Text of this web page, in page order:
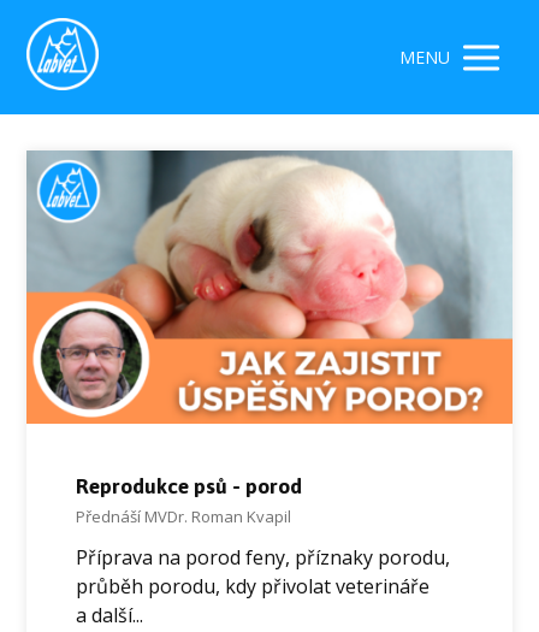
MENU
Reprodukce psů - porod
Přednáší MVDr. Roman Kvapil
Příprava na porod feny, příznaky porodu,
průběh porodu, kdy přivolat veterináře
a další...